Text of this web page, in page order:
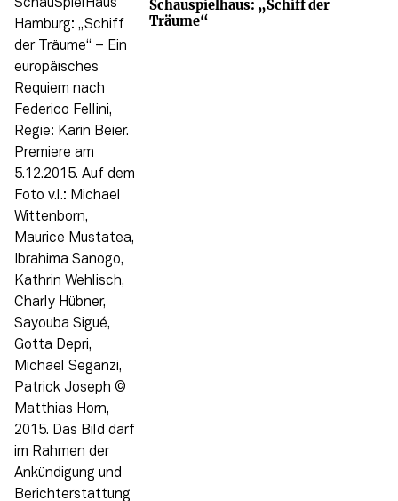
Schauspielhaus: „Schiff der
Träume“